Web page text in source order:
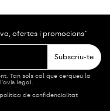
ofertes i promocions"
Subscriu-te
Tan sols cal que cerqueu la
legal.
de confidencialitat